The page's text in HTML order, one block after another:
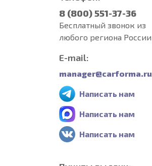
8 (800) 551-37-36
Бесплатный звонок из
любого региона России
E-mail:
manager@carforma.ru
Написать нам
Написать нам
Написать нам